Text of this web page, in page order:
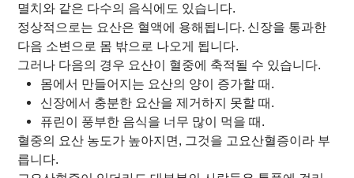
멸치와 같은 다수의 음식에도 있습니다.
정상적으로는 요산은 혈액에 용해됩니다. 신장을 통과한
다음 소변으로 몸 밖으로 나오게 됩니다.
그러나 다음의 경우 요산이 혈중에 축적될 수 있습니다.
몸에서 만들어지는 요산의 양이 증가할 때.
신장에서 충분한 요산을 제거하지 못할 때.
퓨린이 풍부한 음식을 너무 많이 먹을 때.
혈중의 요산 농도가 높아지면, 그것을 고요산혈증이라 부
릅니다.